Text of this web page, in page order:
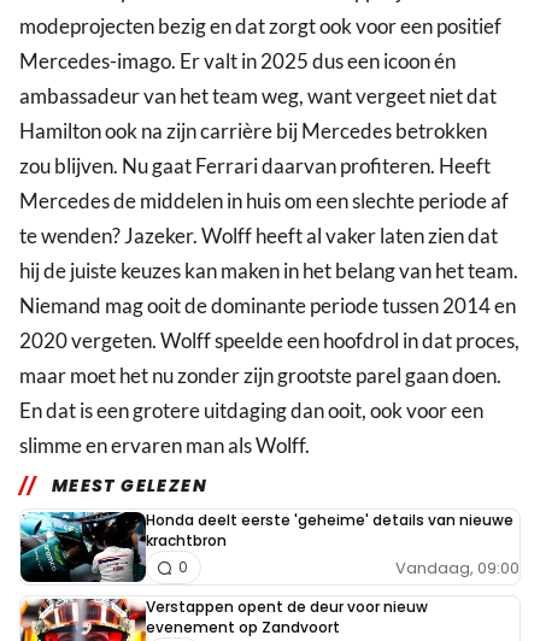
modeprojecten bezig en dat zorgt ook voor een positief
Mercedes-imago. Er valt in 2025 dus een icoon én
ambassadeur van het team weg, want vergeet niet dat
Hamilton ook na zijn carrière bij Mercedes betrokken
zou blijven. Nu gaat Ferrari daarvan profiteren. Heeft
Mercedes de middelen in huis om een slechte periode af
te wenden? Jazeker. Wolff heeft al vaker laten zien dat
hij de juiste keuzes kan maken in het belang van het team.
Niemand mag ooit de dominante periode tussen 2014 en
2020 vergeten. Wolff speelde een hoofdrol in dat proces,
maar moet het nu zonder zijn grootste parel gaan doen.
En dat is een grotere uitdaging dan ooit, ook voor een
slimme en ervaren man als Wolff.
MEEST GELEZEN
Honda deelt eerste 'geheime' details van nieuwe
krachtbron
Vandaag, 09:00
0
Verstappen opent de deur voor nieuw
evenement op Zandvoort